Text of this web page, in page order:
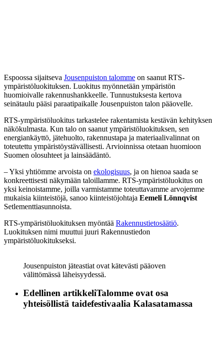
Espoossa sijaitseva Jousenpuiston talomme on saanut RTS-
ympäristöluokituksen. Luokitus myönnetään ympäristön
huomioivalle rakennushankkeelle. Tunnustuksesta kertova
seinätaulu pääsi paraatipaikalle Jousenpuiston talon pääovelle.
RTS-ympäristöluokitus tarkastelee rakentamista kestävän kehityksen
näkökulmasta. Kun talo on saanut ympäristöluokituksen, sen
energiankäyttö, jätehuolto, rakennustapa ja materiaalivalinnat on
toteutettu ympäristöystävällisesti. Arvioinnissa otetaan huomioon
Suomen olosuhteet ja lainsäädäntö.
– Yksi yhtiömme arvoista on ekologisuus, ja on hienoa saada se
konkreettisesti näkymään taloillamme. RTS-ympäristöluokitus on
yksi keinoistamme, joilla varmistamme toteuttavamme arvojemme
mukaisia kiinteistöjä, sanoo kiinteistöjohtaja Eemeli Lönnqvist
Setlementtiasunnoista.
RTS-ympäristöluokituksen myöntää Rakennustietosäätiö.
Luokituksen nimi muuttui juuri Rakennustiedon
ympäristöluokitukseksi.
Jousenpuiston jäteastiat ovat kätevästi pääoven
välittömässä läheisyydessä.
Edellinen artikkeliTalomme ovat osa
yhteisöllistä taidefestivaalia Kalasatamassa